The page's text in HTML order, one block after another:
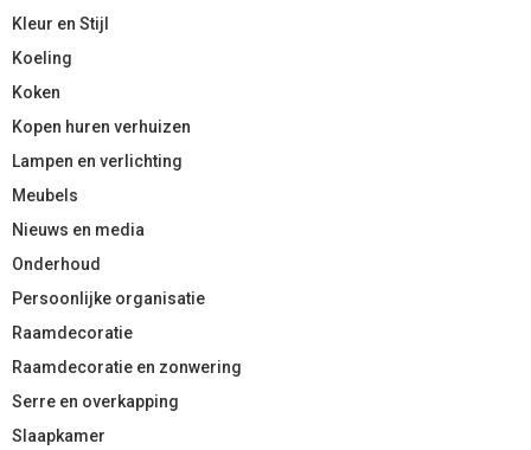
Kleur en Stijl
Koeling
Koken
Kopen huren verhuizen
Lampen en verlichting
Meubels
Nieuws en media
Onderhoud
Persoonlijke organisatie
Raamdecoratie
Raamdecoratie en zonwering
Serre en overkapping
Slaapkamer